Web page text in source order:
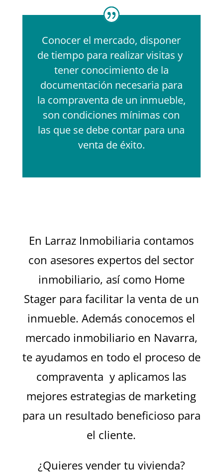
Conocer el mercado, disponer
de tiempo para realizar visitas y
tener conocimiento de la
documentación necesaria para
la compraventa de un inmueble,
son condiciones mínimas con
las que se debe contar para una
venta de éxito.
En Larraz Inmobiliaria contamos
con asesores expertos del sector
inmobiliario, así como Home
Stager para facilitar la venta de un
inmueble. Además conocemos el
mercado inmobiliario en Navarra,
te ayudamos en todo el proceso de
compraventa y aplicamos las
mejores estrategias de marketing
para un resultado beneficioso para
el cliente.
¿Quieres vender tu vivienda?